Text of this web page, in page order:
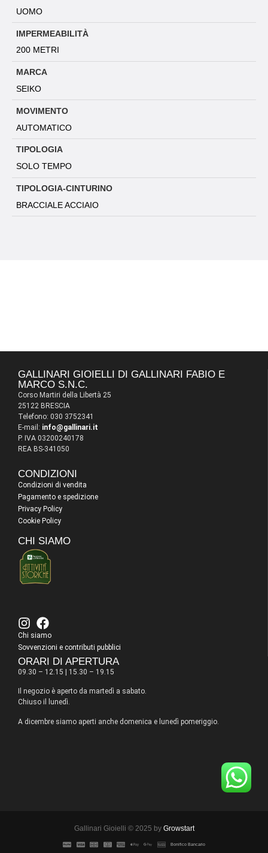
UOMO
IMPERMEABILITÀ
200 METRI
MARCA
SEIKO
MOVIMENTO
AUTOMATICO
TIPOLOGIA
SOLO TEMPO
TIPOLOGIA-CINTURINO
BRACCIALE ACCIAIO
GALLINARI GIOIELLI DI GALLINARI FABIO E
MARCO S.N.C.
Corso Martiri della Libertà 25
25122 BRESCIA
Telefono: 030 3752341
E-mail: info@gallinari.it
P. IVA 03200240178
REA BS-341050
CONDIZIONI
Condizioni di vendita
Pagamento e spedizione
Privacy Policy
Cookie Policy
CHI SIAMO
Chi siamo
Sovvenzioni e contributi pubblici
ORARI DI APERTURA
09.30 – 12.15 | 15.30 – 19.15
Il negozio è aperto da martedì a sabato.
Chiuso il lunedì.
A dicembre siamo aperti anche domenica e lunedì pomeriggio.
Gallinari Gioielli © 2025 by Growstart
Bonifico Bancario